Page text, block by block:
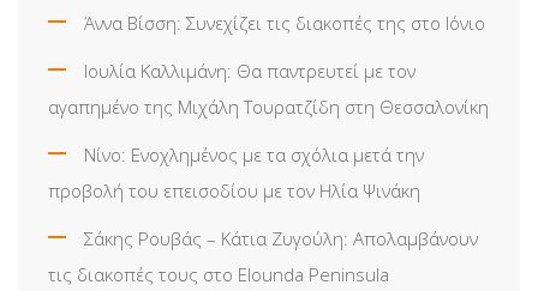
Άννα Βίσση: Συνεχίζει τις διακοπές της στο Ιόνιο
Ιουλία Καλλιμάνη: Θα παντρευτεί με τον
αγαπημένο της Μιχάλη Τουρατζίδη στη Θεσσαλονίκη
Νίνο: Ενοχλημένος με τα σχόλια μετά την
προβολή του επεισοδίου με τον Ηλία Ψινάκη
Σάκης Ρουβάς – Κάτια Ζυγούλη: Απολαμβάνουν
τις διακοπές τους στο Elounda Peninsula